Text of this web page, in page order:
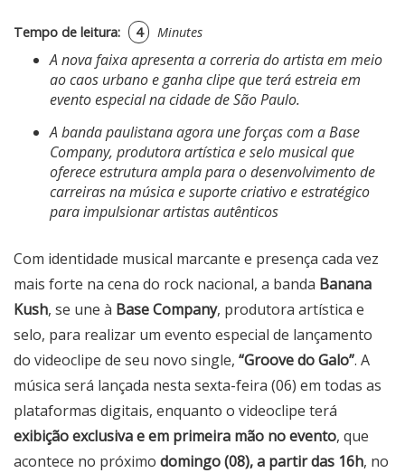
Tempo de leitura: 4 Minutes
A nova faixa apresenta a correria do artista em meio
ao caos urbano e ganha clipe que terá estreia em
evento especial na cidade de São Paulo.
A banda paulistana agora une forças com a Base
Company, produtora artística e selo musical que
oferece estrutura ampla para o desenvolvimento de
carreiras na música e suporte criativo e estratégico
para impulsionar artistas autênticos
Com identidade musical marcante e presença cada vez
mais forte na cena do rock nacional, a banda Banana
Kush, se une à Base Company, produtora artística e
selo, para realizar um evento especial de lançamento
do videoclipe de seu novo single, “Groove do Galo”. A
música será lançada nesta sexta-feira (06) em todas as
plataformas digitais, enquanto o videoclipe terá
exibição exclusiva e em primeira mão no evento, que
acontece no próximo domingo (08), a partir das 16h, no